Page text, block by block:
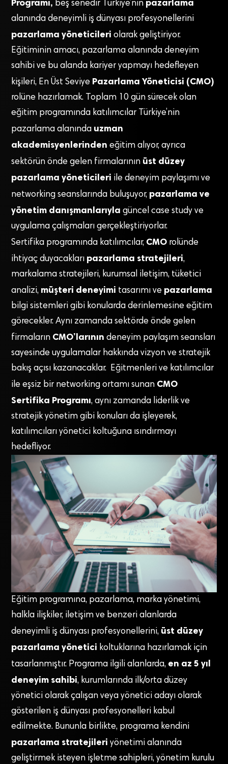
Programı, beş senedir Türkiye’nin pazarlama
alanında deneyimli iş dünyası profesyonellerini
pazarlama yöneticileri olarak geliştiriyor.
Eğitiminin amacı, pazarlama alanında deneyim
sahibi ve bu alanda kariyer yapmayı hedefleyen
kişileri, En Üst Seviye Pazarlama Yöneticisi (CMO)
rolüne hazırlamak. Toplam 10 gün sürecek olan
eğitim programında katılımcılar Türkiye’nin
pazarlama alanında uzman
akademisyenlerinden eğitim alıyor, ayrıca
sektörün önde gelen firmalarının üst düzey
pazarlama yöneticileri ile deneyim paylaşımı ve
networking seanslarında buluşuyor, pazarlama ve
yönetim danışmanlarıyla güncel case study ve
uygulama çalışmaları gerçekleştiriyorlar.
Sertifika programında katılımcılar, CMO rolünde
ihtiyaç duyacakları pazarlama stratejileri,
markalama stratejileri, kurumsal iletişim, tüketici
analizi, müşteri deneyimi tasarımı ve pazarlama
bilgi sistemleri gibi konularda derinlemesine eğitim
görecekler. Aynı zamanda sektörde önde gelen
firmaların CMO’larınındeneyim paylaşım seansları
sayesinde uygulamalar hakkında vizyon ve stratejik
bakış açısı kazanacaklar. Eğitmenleri ve katılımcılar
ile eşsiz bir networking ortamı sunan CMO
Sertifika Programı, aynı zamanda liderlik ve
stratejik yönetim gibi konuları da işleyerek,
katılımcıları yönetici koltuğuna ısındırmayı
hedefliyor.
Eğitim programına, pazarlama, marka yönetimi,
halkla ilişkiler, iletişim ve benzeri alanlarda
deneyimli iş dünyası profesyonellerini, üst düzey
pazarlama yönetici koltuklarına hazırlamak için
tasarlanmıştır. Programa ilgili alanlarda, en az 5 yıl
deneyim sahibi, kurumlarında ilk/orta düzey
yönetici olarak çalışan veya yönetici adayı olarak
gösterilen iş dünyası profesyonelleri kabul
edilmekte. Bununla birlikte, programa kendini
pazarlama stratejileri yönetimi alanında
geliştirmek isteyen işletme sahipleri, yönetim kurulu